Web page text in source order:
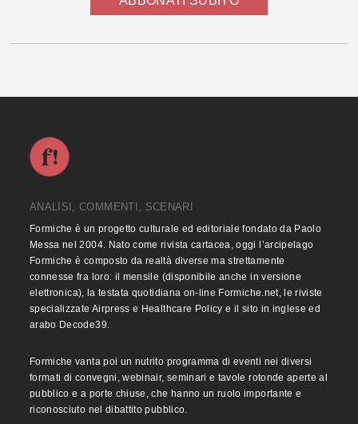
ANALISI, COMMENTI, SCENARI
Formiche è un progetto culturale ed editoriale fondato da Paolo
Messa nel 2004. Nato come rivista cartacea, oggi l’arcipelago
Formiche è composto da realtà diverse ma strettamente
connesse fra loro: il mensile (disponibile anche in versione
elettronica), la testata quotidiana on-line Formiche.net, le riviste
specializzate Airpress e Healthcare Policy e il sito in inglese ed
arabo Decode39.
Formiche vanta poi un nutrito programma di eventi nei diversi
formati di convegni, webinair, seminari e tavole rotonde aperte al
pubblico e a porte chiuse, che hanno un ruolo importante e
riconosciuto nel dibattito pubblico.